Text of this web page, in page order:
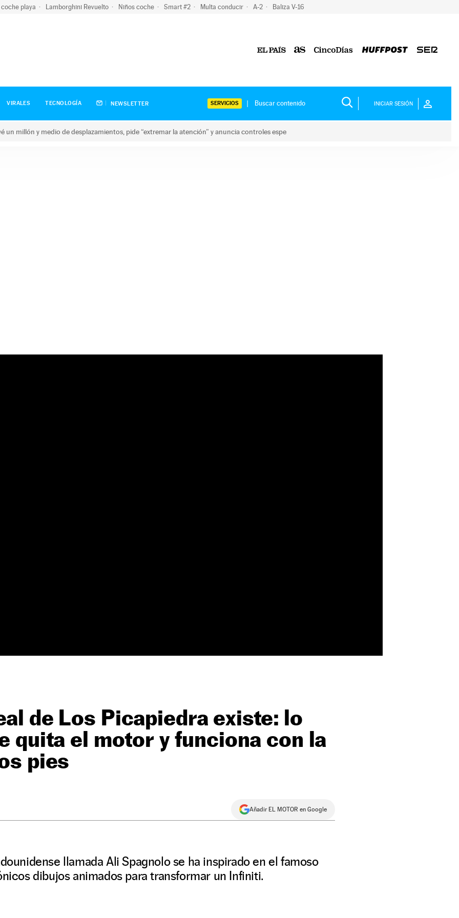
coche playa Lamborghini Revuelto Niños coche Smart #2 Multa conducir A-2 Baliza V-16
VIRALES TECNOLOGÍA NEWSLETTER SERVICIOS INICIAR SESIÓN
un millón y medio de desplazamientos, pide “extremar la atención” y anuncia controles espe
de Los Picapiedra existe: lo
quita el motor y funciona con la
pies
Añadir EL MOTOR en Google
llamada Ali Spagnolo se ha inspirado en el famoso
dibujos animados para transformar un Infiniti.